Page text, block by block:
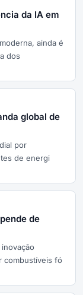
da IA em
ainda é
dos
global de
por
de energi
de
combustíveis fó